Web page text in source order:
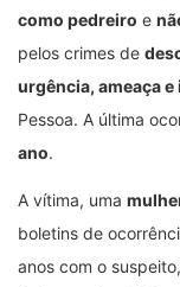
como pedreiro e
pelos crimes de
urgência, ameaça
Pessoa. A última
ano.
A vítima, uma
boletins de
anos com o